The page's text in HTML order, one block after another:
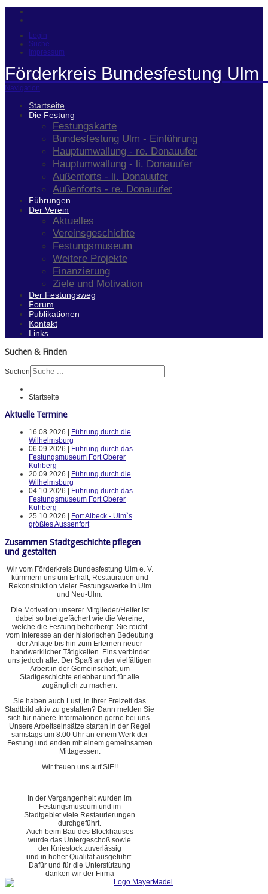
Login
Suche
Impressum
Förderkreis Bundesfestung Ulm
Navigation
Startseite
Die Festung
Festungskarte
Bundesfestung Ulm - Einführung
Hauptumwallung - re. Donauufer
Hauptumwallung - li. Donauufer
Außenforts - li. Donauufer
Außenforts - re. Donauufer
Führungen
Der Verein
Aktuelles
Vereinsgeschichte
Festungsmuseum
Weitere Projekte
Finanzierung
Ziele und Motivation
Der Festungsweg
Forum
Publikationen
Kontakt
Links
Suchen & Finden
Suchen
Startseite
Aktuelle Termine
16.08.2026 |
Führung durch die
Wilhelmsburg
06.09.2026 |
Führung durch das
Festungsmuseum Fort Oberer
Kuhberg
20.09.2026 |
Führung durch die
Wilhelmsburg
04.10.2026 |
Führung durch das
Festungsmuseum Fort Oberer
Kuhberg
25.10.2026 |
Fort Albeck - Ulm`s
größtes Aussenfort
Zusammen Stadtgeschichte pflegen
und gestalten
Wir vom Förderkreis Bundesfestung Ulm e. V.
kümmern uns um Erhalt, Restauration und
Rekonstruktion vieler Festungswerke in Ulm
und Neu-Ulm.
Die Motivation unserer Mitglieder/Helfer ist
dabei so breitgefächert wie die Vereine,
welche die Festung beherbergt. Sie reicht
vom Interesse an der historischen Bedeutung
der Anlage bis hin zum Erlernen neuer
handwerklicher Tätigkeiten. Eins verbindet
uns jedoch alle: Der Spaß an der vielfältigen
Arbeit in der Gemeinschaft, um
Stadtgeschichte erlebbar und für alle
zugänglich zu machen.
Sie haben auch Lust, in Ihrer Freizeit das
Stadtbild aktiv zu gestalten? Dann melden Sie
sich für nähere Informationen gerne bei uns.
Unsere Arbeitseinsätze starten in der Regel
samstags um 8:00 Uhr an einem Werk der
Festung und enden mit einem gemeinsamen
Mittagessen.
Wir freuen uns auf SIE!!
In der Vergangenheit wurden im
Festungsmuseum und im
Stadtgebiet viele Restaurierungen
durchgeführt.
Auch beim Bau des Blockhauses
wurde das Untergeschoß sowie
der Kniestock zuverlässig
und in hoher Qualität ausgeführt.
Dafür und für die Unterstützung
danken wir der Firma